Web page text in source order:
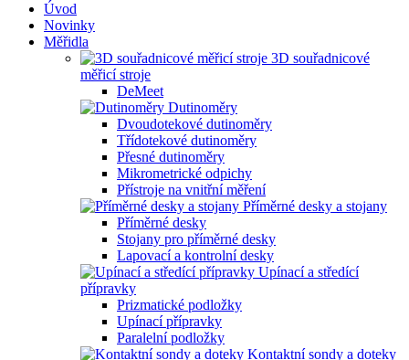
Úvod
Novinky
Měřidla
3D souřadnicové
měřicí stroje
DeMeet
Dutinoměry
Dvoudotekové dutinoměry
Třídotekové dutinoměry
Přesné dutinoměry
Mikrometrické odpichy
Přístroje na vnitřní měření
Příměrné desky a stojany
Příměrné desky
Stojany pro příměrné desky
Lapovací a kontrolní desky
Upínací a středící
přípravky
Prizmatické podložky
Upínací přípravky
Paralelní podložky
Kontaktní sondy a doteky